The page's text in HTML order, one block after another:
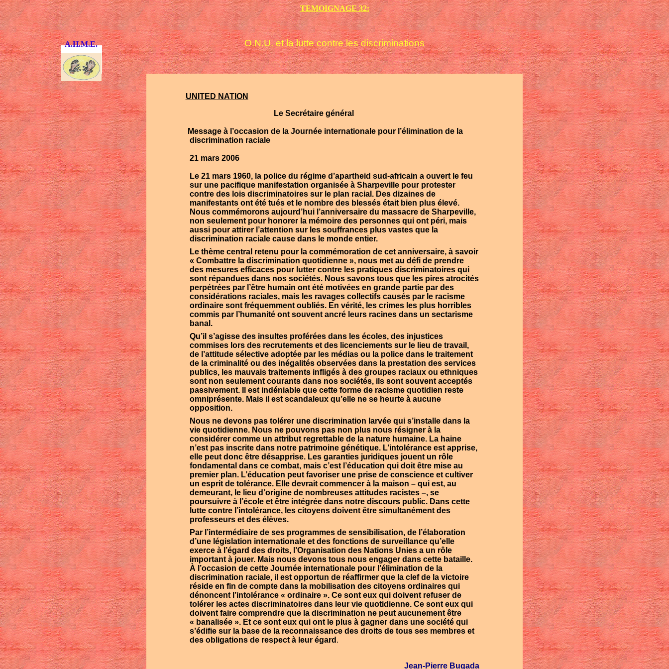
TEMOIGNAGE 32:
A.H.M.E. O.N.U. et la lutte contre les discriminations
UNITED NATION
Le Secrétaire général
Message à l’occasion de la Journée internationale pour l’élimination de la
discrimination raciale
21 mars 2006
Le 21 mars 1960, la police du régime d’apartheid sud-africain a ouvert le feu
sur une pacifique manifestation organisée à Sharpeville pour protester
contre des lois discriminatoires sur le plan racial. Des dizaines de
manifestants ont été tués et le nombre des blessés était bien plus élevé.
Nous commémorons aujourd’hui l’anniversaire du massacre de Sharpeville,
non seulement pour honorer la mémoire des personnes qui ont péri, mais
aussi pour attirer l’attention sur les souffrances plus vastes que la
discrimination raciale cause dans le monde entier.
Le thème central retenu pour la commémoration de cet anniversaire, à savoir
« Combattre la discrimination quotidienne », nous met au défi de prendre
des mesures efficaces pour lutter contre les pratiques discriminatoires qui
sont répandues dans nos sociétés. Nous savons tous que les pires atrocités
perpétrées par l’être humain ont été motivées en grande partie par des
considérations raciales, mais les ravages collectifs causés par le racisme
ordinaire sont fréquemment oubliés. En vérité, les crimes les plus horribles
commis par l’humanité ont souvent ancré leurs racines dans un sectarisme
banal.
Qu’il s’agisse des insultes proférées dans les écoles, des injustices
commises lors des recrutements et des licenciements sur le lieu de travail,
de l’attitude sélective adoptée par les médias ou la police dans le traitement
de la criminalité ou des inégalités observées dans la prestation des services
publics, les mauvais traitements infligés à des groupes raciaux ou ethniques
sont non seulement courants dans nos sociétés, ils sont souvent acceptés
passivement. Il est indéniable que cette forme de racisme quotidien reste
omniprésente. Mais il est scandaleux qu’elle ne se heurte à aucune
opposition.
Nous ne devons pas tolérer une discrimination larvée qui s’installe dans la
vie quotidienne. Nous ne pouvons pas non plus nous résigner à la
considérer comme un attribut regrettable de la nature humaine. La haine
n’est pas inscrite dans notre patrimoine génétique. L’intolérance est apprise,
elle peut donc être désapprise. Les garanties juridiques jouent un rôle
fondamental dans ce combat, mais c’est l’éducation qui doit être mise au
premier plan. L’éducation peut favoriser une prise de conscience et cultiver
un esprit de tolérance. Elle devrait commencer à la maison – qui est, au
demeurant, le lieu d’origine de nombreuses attitudes racistes –, se
poursuivre à l’école et être intégrée dans notre discours public. Dans cette
lutte contre l’intolérance, les citoyens doivent être simultanément des
professeurs et des élèves.
Par l’intermédiaire de ses programmes de sensibilisation, de l’élaboration
d’une législation internationale et des fonctions de surveillance qu’elle
exerce à l’égard des droits, l’Organisation des Nations Unies a un rôle
important à jouer. Mais nous devons tous nous engager dans cette bataille.
À l’occasion de cette Journée internationale pour l’élimination de la
discrimination raciale, il est opportun de réaffirmer que la clef de la victoire
réside en fin de compte dans la mobilisation des citoyens ordinaires qui
dénoncent l’intolérance « ordinaire ». Ce sont eux qui doivent refuser de
tolérer les actes discriminatoires dans leur vie quotidienne. Ce sont eux qui
doivent faire comprendre que la discrimination ne peut aucunement être
« banalisée ». Et ce sont eux qui ont le plus à gagner dans une société qui
s’édifie sur la base de la reconnaissance des droits de tous ses membres et
des obligations de respect à leur égard .
Jean-Pierre Bugada